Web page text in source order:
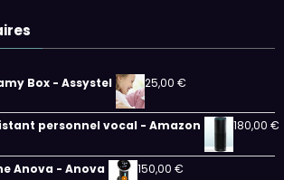
personnel vocal - Amazon